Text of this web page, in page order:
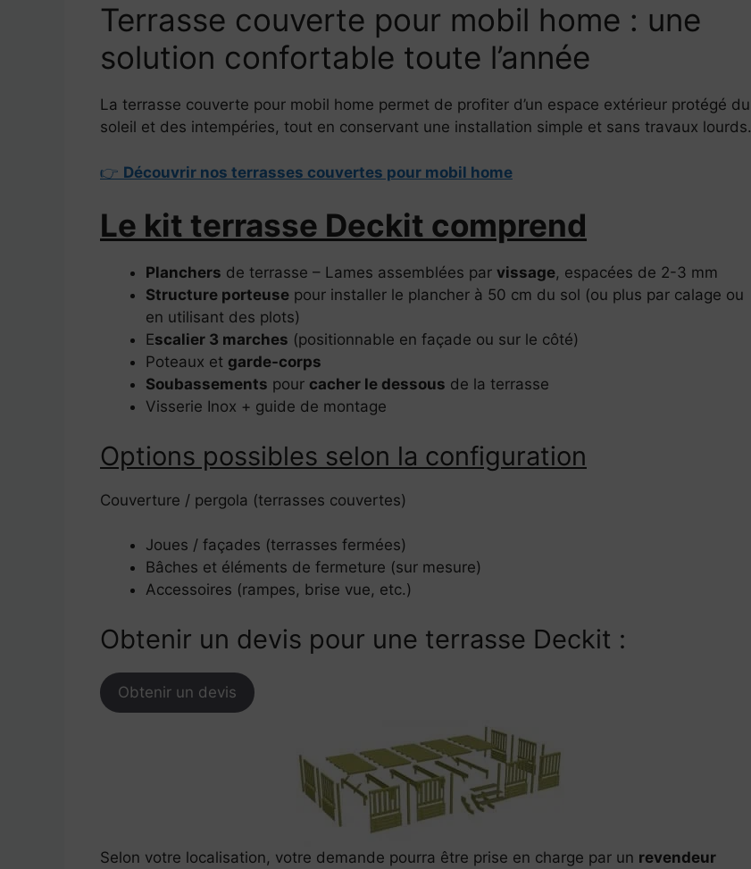
Terrasse couverte pour mobil home : une
solution confortable toute l’année
La terrasse couverte pour mobil home permet de profiter d’un espace extérieur protégé du
soleil et des intempéries, tout en conservant une installation simple et sans travaux lourds.
👉 Découvrir nos terrasses couvertes pour mobil home
Le kit terrasse Deckit comprend
Planchers de terrasse – Lames assemblées par vissage, espacées de 2-3 mm
Structure porteuse pour installer le plancher à 50 cm du sol (ou plus par calage ou
en utilisant des plots)
Escalier 3 marches (positionnable en façade ou sur le côté)
Poteaux et garde-corps
Soubassements pour cacher le dessous de la terrasse
Visserie Inox + guide de montage
Options possibles selon la configuration
Couverture / pergola (terrasses couvertes)
Joues / façades (terrasses fermées)
Bâches et éléments de fermeture (sur mesure)
Accessoires (rampes, brise vue, etc.)
Obtenir un devis pour une terrasse Deckit :
Obtenir un devis
Selon votre localisation, votre demande pourra être prise en charge par un revendeur